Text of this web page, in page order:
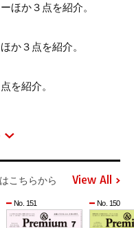
ほか３点を紹介。
か３点を紹介。
を紹介。
こちらから View All
No. 151 No. 150